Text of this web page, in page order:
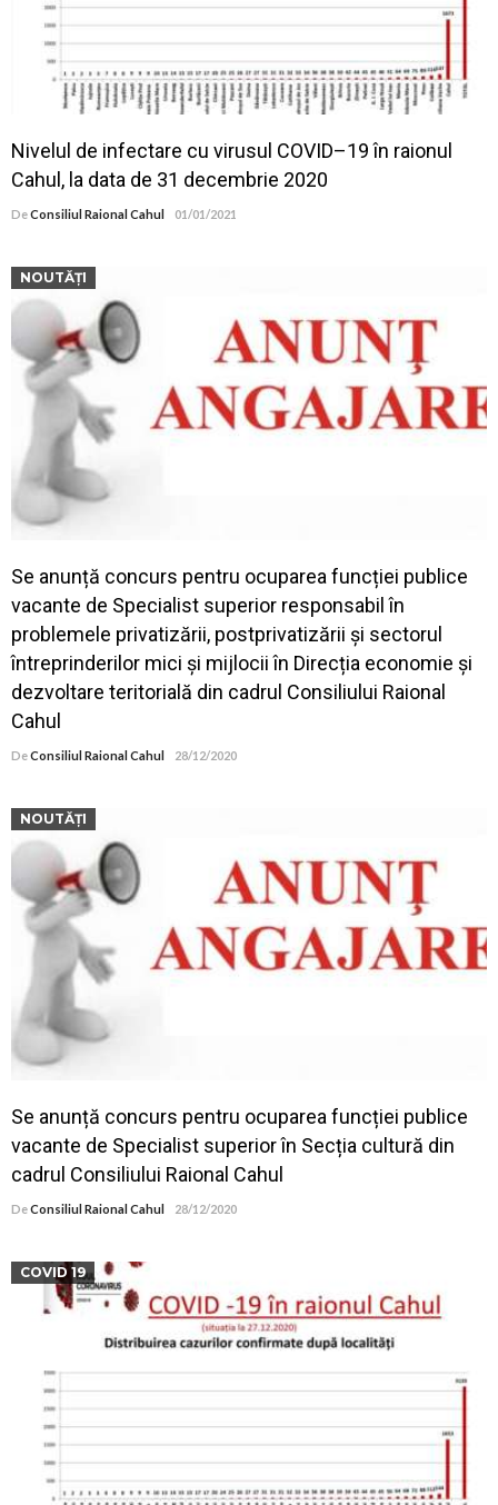
Nivelul de infectare cu virusul COVID–19 în raionul
Cahul, la data de 31 decembrie 2020
DeConsiliul Raional Cahul 01/01/2021
NOUTĂȚI
Se anunță concurs pentru ocuparea funcției publice
vacante de Specialist superior responsabil în
problemele privatizării, postprivatizării și sectorul
întreprinderilor mici și mijlocii în Direcția economie și
dezvoltare teritorială din cadrul Consiliului Raional
Cahul
DeConsiliul Raional Cahul 28/12/2020
NOUTĂȚI
Se anunță concurs pentru ocuparea funcției publice
vacante de Specialist superior în Secția cultură din
cadrul Consiliului Raional Cahul
DeConsiliul Raional Cahul 28/12/2020
COVID 19